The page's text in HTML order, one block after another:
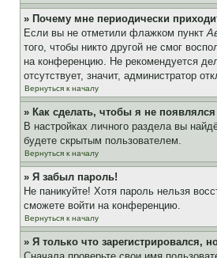
» Почему мне периодически
Если вы не отметили флажком пункт
того, чтобы никто другой не смог
на конференцию. Не рекомендуется
отсутствует, значит, администратор
Вернуться к началу
» Как сделать, чтобы я не
В настройках личного раздела вы
будете скрытым пользователем.
Вернуться к началу
» Я забыл пароль!
Не паникуйте! Хотя пароль нельзя
сможете войти на конференцию.
Вернуться к началу
» Я только что зарегистрировался,